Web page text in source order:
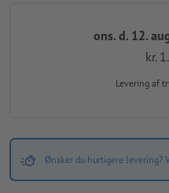
ons. d. 12.
kr.
Levering af
Ønsker du hurtigere levering?